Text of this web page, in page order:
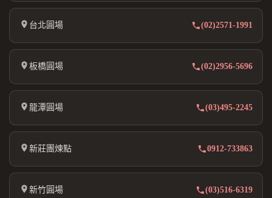
台北圓場 (02)2571-1991
板橋圓場 (02)2956-5696
龍潭圓場 (03)495-2245
新莊團煉點 0912-733863
新竹圓場 (03)516-6319